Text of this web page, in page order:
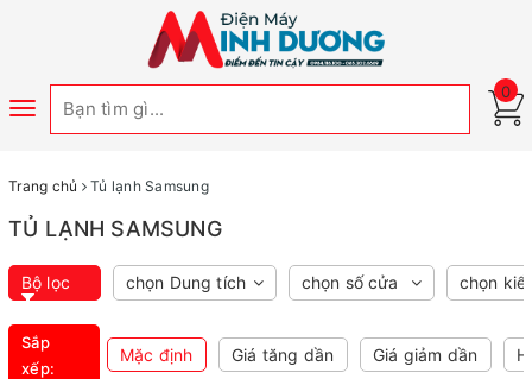
Toggle
0
Trang chủ Tủ lạnh Samsung
TỦ LẠNH SAMSUNG
Bộ lọc chọn Dung tích chọn số cửa chọn
Sắp
xếp:
Mặc định Giá tăng dần Giá giảm dần